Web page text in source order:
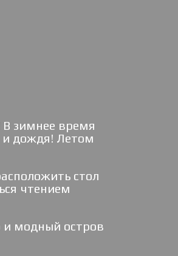
зимнее время
и дождя! Летом
стол
чтением
и модный остров